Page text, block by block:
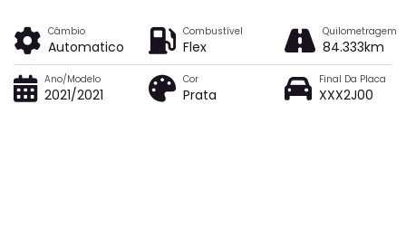
Câmbio
Automatico
Combustível
Flex
Quilometragem
84.333km
Ano/Modelo
2021/2021
Cor
Prata
Final Da Placa
XXX2J00